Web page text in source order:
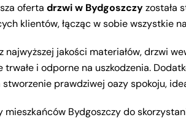
oferta drzwi w Bydgoszczyzostała
klientów, łącząc w sobie wszystkie
najwyższej jakości materiałów, drzwi
trwałe i odporne na uszkodzenia.
stworzenie prawdziwej oazy spokoju,
mieszkańców Bydgoszczy do